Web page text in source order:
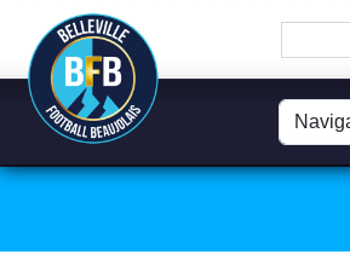
Panneau de gestion des cookies